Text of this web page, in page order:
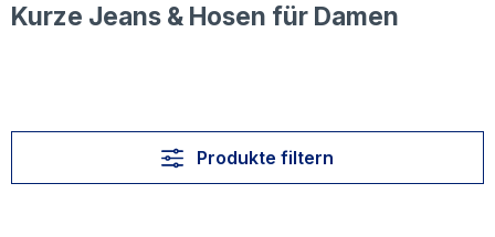
Kurze Jeans & Hosen für Damen
Produkte filtern